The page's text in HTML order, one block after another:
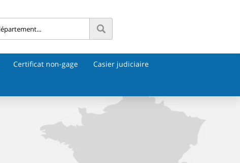
Certificat non-gage Casier judiciaire